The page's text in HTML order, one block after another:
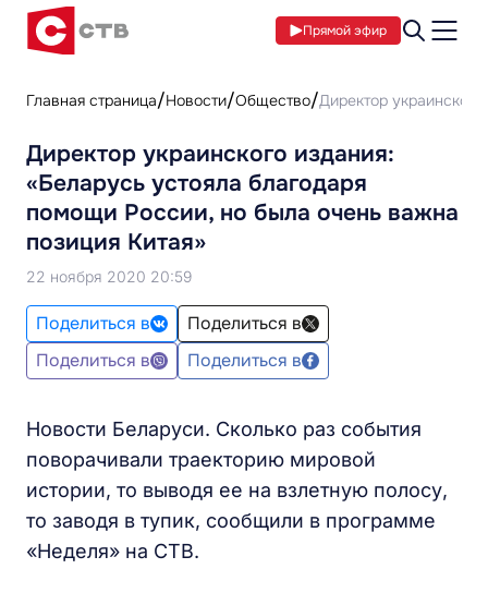
Прямой эфир
Главная страница Новости Общество Директор
Директор украинского издания:
«Беларусь устояла благодаря
помощи России, но была очень важна
позиция Китая»
22 ноября 2020 20:59
Поделиться в
Поделиться в
Поделиться в
Поделиться в
Новости Беларуси. Сколько раз события
поворачивали траекторию мировой
истории, то выводя ее на взлетную полосу,
то заводя в тупик, сообщили в программе
«Неделя» на СТВ.